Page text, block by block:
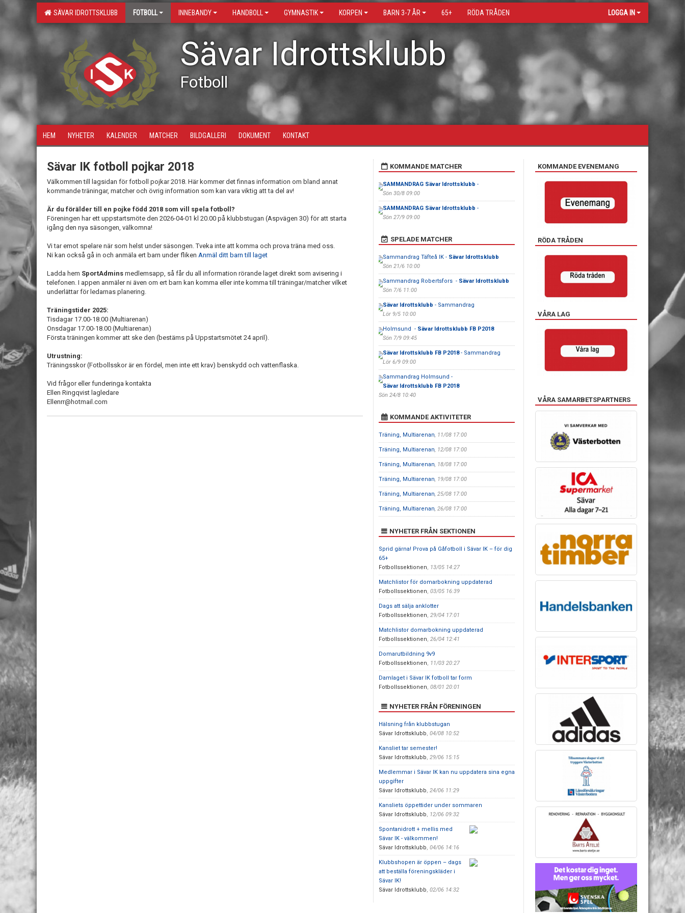
SÄVAR IDROTTSKLUBB FOTBOLL INNEBANDY HANDBOLL GYMNASTIK KORPEN BARN 3-7 ÅR 65+ RÖDA TRÅDEN LOGGA IN
Sävar Idrottsklubb
Fotboll
HEM NYHETER KALENDER MATCHER BILDGALLERI DOKUMENT KONTAKT
Sävar IK fotboll pojkar 2018
Välkommen till lagsidan för fotboll pojkar 2018. Här kommer det finnas information om bland annat
kommande träningar, matcher och övrig information som kan vara viktig att ta del av!
Är du förälder till en pojke född 2018 som vill spela fotboll?
Föreningen har ett uppstartsmöte den 2026-04-01 kl 20.00 på klubbstugan (Aspvägen 30) för att starta
igång den nya säsongen, välkomna!
Vi tar emot spelare när som helst under säsongen. Tveka inte att komma och prova träna med oss.
Ni kan också gå in och anmäla ert barn under fliken Anmäl ditt barn till laget
Ladda hem SportAdmins medlemsapp, så får du all information rörande laget direkt som avisering i
telefonen. I appen anmäler ni även om ert barn kan komma eller inte komma till träningar/matcher vilket
underlättar för ledarnas planering.
Träningstider 2025:
Tisdagar 17.00-18.00 (Multiarenan)
Onsdagar 17.00-18.00 (Multiarenan)
Första träningen kommer att ske den (bestäms på Uppstartsmötet 24 april).
Utrustning:
Träningsskor (Fotbollsskor är en fördel, men inte ett krav) benskydd och vattenflaska.
Vid frågor eller funderinga kontakta
Ellen Ringqvist lagledare
Ellenrr@hotmail.com
KOMMANDE MATCHER
SAMMANDRAG Sävar Idrottsklubb -
Sön 30/8 09:00
SAMMANDRAG Sävar Idrottsklubb -
Sön 27/9 09:00
SPELADE MATCHER
Sammandrag Täfteå IK - Sävar Idrottsklubb
Sön 21/6 10:00
Sammandrag Robertsfors - Sävar Idrottsklubb
Sön 7/6 11:00
Sävar Idrottsklubb - Sammandrag
Lör 9/5 10:00
Holmsund - Sävar Idrottsklubb FB P2018
Sön 7/9 09:45
Sävar Idrottsklubb FB P2018- Sammandrag
Lör 6/9 09:00
Sammandrag Holmsund -
Sävar Idrottsklubb FB P2018
Sön 24/8 10:40
KOMMANDE AKTIVITETER
Träning, Multiarenan, 11/08 17:00
Träning, Multiarenan, 12/08 17:00
Träning, Multiarenan, 18/08 17:00
Träning, Multiarenan, 19/08 17:00
Träning, Multiarenan, 25/08 17:00
Träning, Multiarenan, 26/08 17:00
NYHETER FRÅN SEKTIONEN
Sprid gärna! Prova på Gåfotboll i Sävar IK – för dig
65+
Fotbollssektionen, 13/05 14:27
Matchlistor för domarbokning uppdaterad
Fotbollssektionen, 03/05 16:39
Dags att sälja anklotter
Fotbollssektionen, 29/04 17:01
Matchlistor domarbokning uppdaterad
Fotbollssektionen, 26/04 12:41
Domarutbildning 9v9
Fotbollssektionen, 11/03 20:27
Damlaget i Sävar IK fotboll tar form
Fotbollssektionen, 08/01 20:01
NYHETER FRÅN FÖRENINGEN
Hälsning från klubbstugan
Sävar Idrottsklubb, 04/08 10:52
Kansliet tar semester!
Sävar Idrottsklubb, 29/06 15:15
Medlemmar i Sävar IK kan nu uppdatera sina egna
uppgifter
Sävar Idrottsklubb, 24/06 11:29
Kansliets öppettider under sommaren
Sävar Idrottsklubb, 12/06 09:32
Spontanidrott + mellis med
Sävar IK - välkommen!
Sävar Idrottsklubb, 04/06 14:16
Klubbshopen är öppen – dags
att beställa föreningskläder i
Sävar IK!
Sävar Idrottsklubb, 02/06 14:32
KOMMANDE EVENEMANG
RÖDA TRÅDEN
VÅRA LAG
VÅRA SAMARBETSPARTNERS